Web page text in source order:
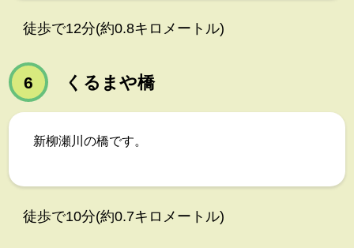
徒歩で12分(約0.8キロメートル)
6 くるまや橋
新柳瀬川の橋です。
徒歩で10分(約0.7キロメートル)